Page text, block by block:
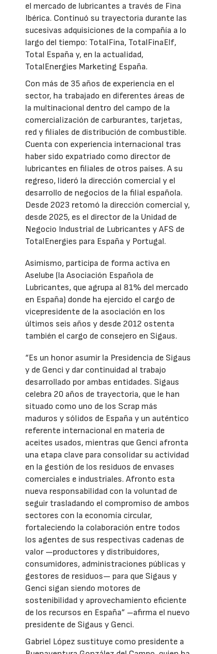
el mercado de lubricantes a través de Fina
Ibérica. Continuó su trayectoria durante las
sucesivas adquisiciones de la compañía a lo
largo del tiempo: TotalFina, TotalFinaElf,
Total España y, en la actualidad,
TotalEnergies Marketing España.
Con más de 35 años de experiencia en el
sector, ha trabajado en diferentes áreas de
la multinacional dentro del campo de la
comercialización de carburantes, tarjetas,
red y filiales de distribución de combustible.
Cuenta con experiencia internacional tras
haber sido expatriado como director de
lubricantes en filiales de otros países. A su
regreso, lideró la dirección comercial y el
desarrollo de negocios de la filial española.
Desde 2023 retomó la dirección comercial y,
desde 2025, es el director de la Unidad de
Negocio Industrial de Lubricantes y AFS de
TotalEnergies para España y Portugal.
Asimismo, participa de forma activa en
Aselube (la Asociación Española de
Lubricantes, que agrupa al 81% del mercado
en España) donde ha ejercido el cargo de
vicepresidente de la asociación en los
últimos seis años y desde 2012 ostenta
también el cargo de consejero en Sigaus.
“Es un honor asumir la Presidencia de Sigaus
y de Genci y dar continuidad al trabajo
desarrollado por ambas entidades. Sigaus
celebra 20 años de trayectoria, que le han
situado como uno de los Scrap más
maduros y sólidos de España y un auténtico
referente internacional en materia de
aceites usados, mientras que Genci afronta
una etapa clave para consolidar su actividad
en la gestión de los residuos de envases
comerciales e industriales. Afronto esta
nueva responsabilidad con la voluntad de
seguir trasladando el compromiso de ambos
sectores con la economía circular,
fortaleciendo la colaboración entre todos
los agentes de sus respectivas cadenas de
valor —productores y distribuidores,
consumidores, administraciones públicas y
gestores de residuos— para que Sigaus y
Genci sigan siendo motores de
sostenibilidad y aprovechamiento eficiente
de los recursos en España” –afirma el nuevo
presidente de Sigaus y Genci.
Gabriel López sustituye como presidente a